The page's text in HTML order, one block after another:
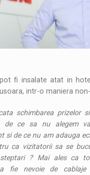
fi insalate atat in
intr-o maniera non-
schimbarea prizelor
de ce sa nu alegem
si de ce nu am adauga
ca vizitatorii sa se
? Mai ales ca
fie nevoie de cablaje